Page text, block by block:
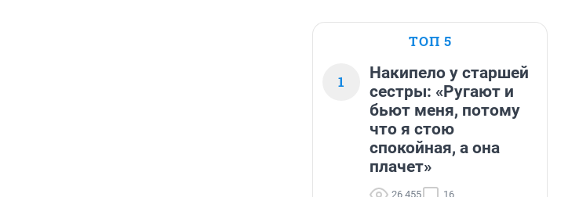
ТОП 5
1
Накипело у старшей
сестры: «Ругают и
бьют меня, потому
что я стою
спокойная, а она
плачет»
26 455 16